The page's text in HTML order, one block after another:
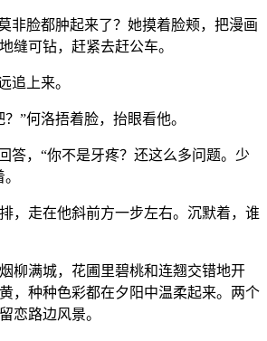
非脸都肿起来了？她摸着脸颊，把漫画
缝可钻，赶紧去赶公车。
追上来。
”何洛捂着脸，抬眼看他。
，“你不是牙疼？还这么多问题。少
，走在他斜前方一步左右。沉默着，谁
柳满城，花圃里碧桃和连翘交错地开
，种种色彩都在夕阳中温柔起来。两个
恋路边风景。